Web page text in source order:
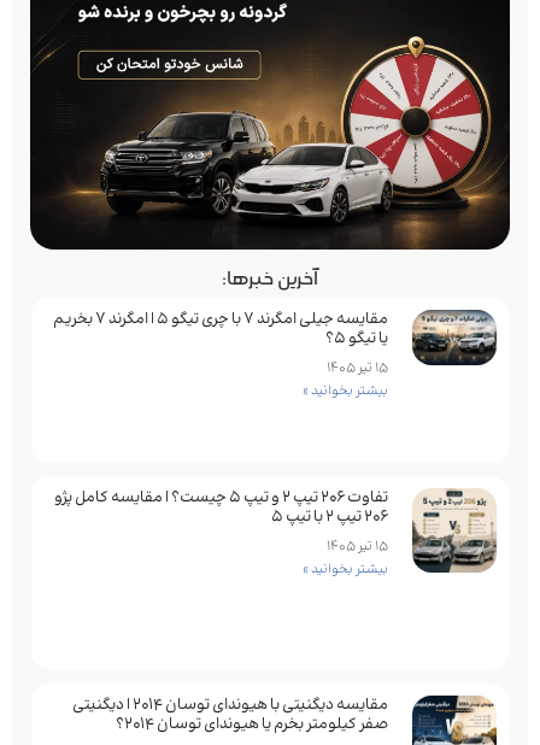
آخرین خبرها:
مقایسه جیلی امگرند 7 با چری تیگو 5 | امگرند 7 بخریم
یا تیگو 5؟
15 تیر 1405
بیشتر بخوانید »
تفاوت ۲۰۶ تیپ ۲ و تیپ ۵ چیست؟ | مقایسه کامل پژو
۲۰۶ تیپ ۲ با تیپ ۵
15 تیر 1405
بیشتر بخوانید »
مقایسه دیگنیتی با هیوندای توسان 2014 | دیگنیتی
صفر کیلومتر بخرم یا هیوندای توسان 2014؟